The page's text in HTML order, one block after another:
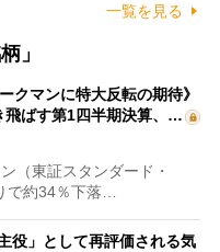
一覧を見る
」
クマンに特大反転の期待》
飛ばす第1四半期決算、…
（東証スタンダード・
で約34％下落…
役」として再評価される気